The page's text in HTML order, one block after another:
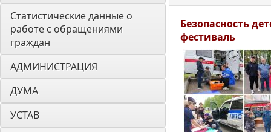
Статистические данные о
работе с обращениями
граждан
АДМИНИСТРАЦИЯ
ДУМА
УСТАВ
Безопасность
фестиваль